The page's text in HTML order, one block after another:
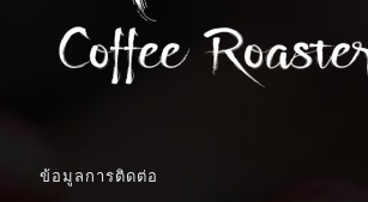
ข้อมูลการติดต่อ